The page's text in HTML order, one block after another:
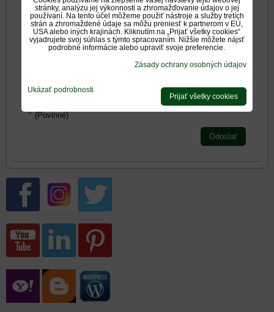
Zadajte prosím hodnotenie, výhody alebo zápory - aspoň
jedna položka je povinná.
Oboznámil som sa s
* (Povinné)
Odoslať
stránky, analýzu jej výkonnosti a zhromažďovanie údajov o jej
používaní. Na tento účel môžeme použiť nástroje a služby tretích
strán a zhromaždené údaje sa môžu preniesť k partnerom v EÚ,
USA alebo iných krajinách. Kliknutím na „Prijať všetky cookies“
vyjadrujete svoj súhlas s týmto spracovaním. Nižšie môžete nájsť
podrobné informácie alebo upraviť svoje preferencie.
Zásady ochrany osobných údajov
Ukázať podrobnosti
Prijať všetky cookies